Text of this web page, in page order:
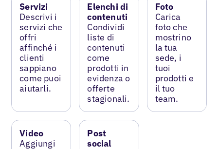
Servizi
Descrivi i
servizi che
offri
affinché i
clienti
sappiano
come puoi
aiutarli.
Elenchi di
contenuti
Condividi
liste di
contenuti
come
prodotti in
evidenza o
offerte
stagionali.
Foto
Carica
foto che
mostrino
la tua
sede, i
tuoi
prodotti e
il tuo
team.
Video
Aggiungi
Post
social